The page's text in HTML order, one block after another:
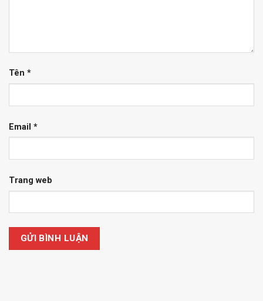
Tên *
Email *
Trang web